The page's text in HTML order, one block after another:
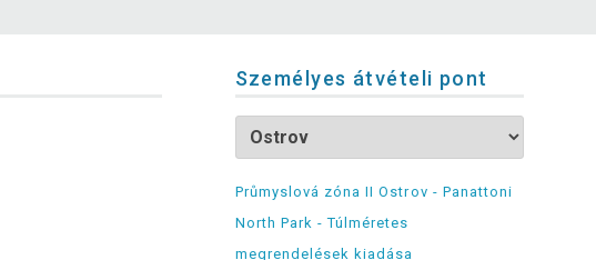
Személyes átvételi pont
Průmyslová zóna II Ostrov - Panattoni
North Park - Túlméretes
megrendelések kiadása